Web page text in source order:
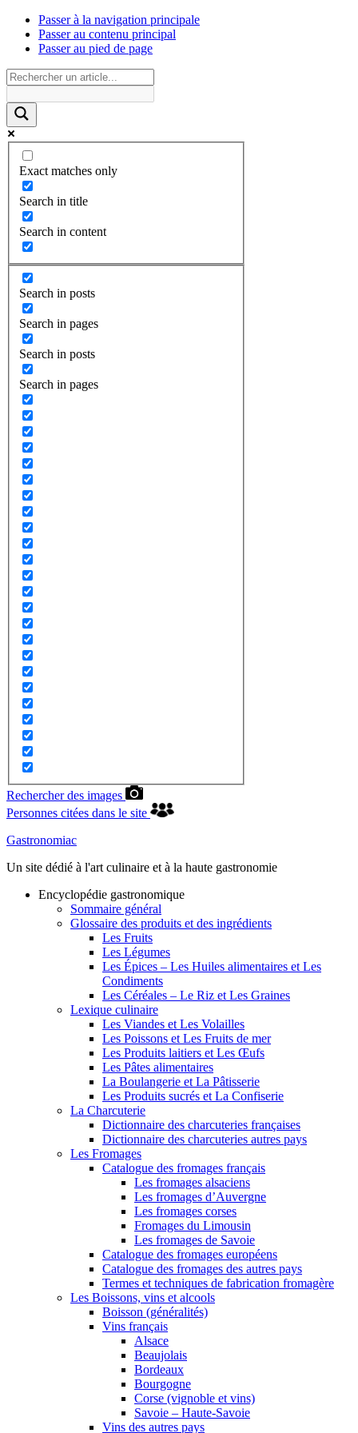
Passer à la navigation principale
Passer au contenu principal
Passer au pied de page
Exact matches only
Search in title
Search in content
Search in posts
Search in pages
Search in posts
Search in pages
Rechercher des images
Personnes citées dans le site
Gastronomiac
Un site dédié à l'art culinaire et à la haute gastronomie
Encyclopédie gastronomique
Sommaire général
Glossaire des produits et des ingrédients
Les Fruits
Les Légumes
Les Épices – Les Huiles alimentaires et Les
Condiments
Les Céréales – Le Riz et Les Graines
Lexique culinaire
Les Viandes et Les Volailles
Les Poissons et Les Fruits de mer
Les Produits laitiers et Les Œufs
Les Pâtes alimentaires
La Boulangerie et La Pâtisserie
Les Produits sucrés et La Confiserie
La Charcuterie
Dictionnaire des charcuteries françaises
Dictionnaire des charcuteries autres pays
Les Fromages
Catalogue des fromages français
Les fromages alsaciens
Les fromages d’Auvergne
Les fromages corses
Fromages du Limousin
Les fromages de Savoie
Catalogue des fromages européens
Catalogue des fromages des autres pays
Termes et techniques de fabrication fromagère
Les Boissons, vins et alcools
Boisson (généralités)
Vins français
Alsace
Beaujolais
Bordeaux
Bourgogne
Corse (vignoble et vins)
Savoie – Haute-Savoie
Vins des autres pays